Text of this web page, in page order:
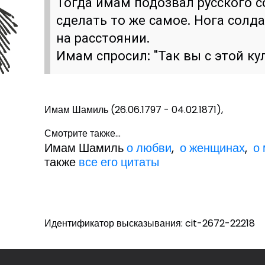
сделать то же самое. Нога
на расстоянии.
Имам спросил: "Так вы с этой
Имам Шамиль (26.06.1797 - 04.02.1871),
Смотрите также...
Имам Шамильо любви,о женщинах,о
также все его цитаты
Идентификатор высказывания: cit-2672-22218